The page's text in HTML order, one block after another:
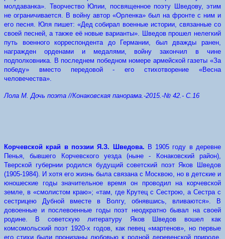
молдаванка». Творчество Юлии, посвященное поэту Шведову, этим
не ограничивается. В войну автор «Орленка» был на фронте с ним и
его песня. Юля пишет: «Дед собирал воен­ные истории, связанные со
своей песней, а также её новые варианты». Шведов прошел нелегкий
путь военного корреспондента до Германии, был дважды ранен,
награжден орденами и медалями, войну закончил в чине
подполковника. В последнем победном номере армейской газеты «За
победу» вместо передовой - его стихотворение «Весна
человечества».
Лола М. Дочь поэта //Конаковская панорама.-2015.-№ 42.- С.16
Корчевской край в поэзии Я.З. Шведова. В 1905 году в деревне
Пенья, бывшего Корчевского уезда (ныне - Конаковский район),
Тверской губернии родился будущий советский поэт Яков Шведов
(1905-1984). И хотя его жизнь была связана с Москвою, но в детские и
юношеские годы значительное время он проводил на корчевской
земле, в «смолистом краю»; «там, где Крутец с Сестрою, а Сестра с
сестрицею Дубной вместе в Волгу, обнявшись, вливаются». В
довоенные и послевоенные годы поэт неодкратно бывал на своей
родине. В советскую литературу Яков Шведов вошел как
комсомольский поэт 1920-х годов, как певец «мартенов», но первые
его стихи были пронизаны любовью к родной деревенской природе.